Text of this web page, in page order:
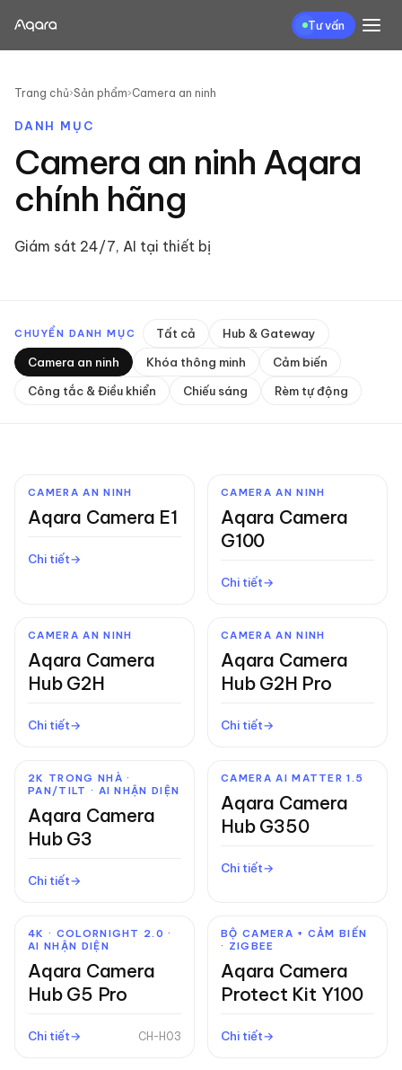
Tư vấn
Trang chủ›Sản phẩm›Camera an ninh
DANH MỤC
Camera an ninh Aqara
chính hãng
Giám sát 24/7, AI tại thiết bị
CHUYỂN DANH MỤC Tất cả
Hub & Gateway
Camera an ninh
Khóa thông minh
Cảm biến
Công tắc & Điều khiển
Chiếu sáng Rèm tự động
CAMERA AN NINH
Aqara Camera E1
Chi tiết
CAMERA AN NINH
Aqara Camera
G100
Chi tiết
CAMERA AN NINH
Aqara Camera
Hub G2H
Chi tiết
CAMERA AN NINH
Aqara Camera
Hub G2H Pro
Chi tiết
2K TRONG NHÀ ·
PAN/TILT · AI NHẬN DIỆN
Aqara Camera
Hub G3
Chi tiết
CAMERA AI MATTER 1.5
Aqara Camera
Hub G350
Chi tiết
4K · COLORNIGHT 2.0 ·
AI NHẬN DIỆN
Aqara Camera
Hub G5 Pro
Chi tiết CH-H03
BỘ CAMERA + CẢM BIẾN
· ZIGBEE
Aqara Camera
Protect Kit Y100
Chi tiết